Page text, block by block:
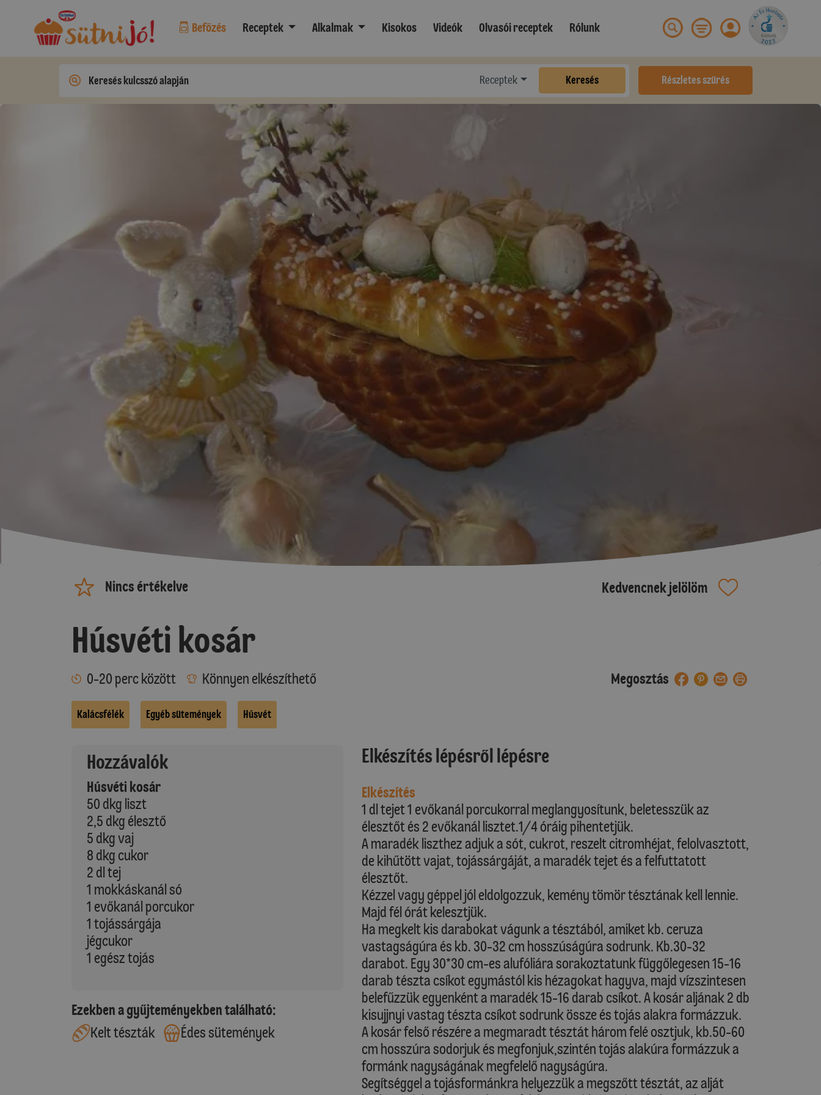
Befőzés Receptek Alkalmak Kisokos Videók Olvasói receptek Rólunk
Receptek Keresés Részletes szűrés
Nincs értékelve Kedvencnek jelölöm
Húsvéti kosár
0-20 perc között Könnyen elkészíthető Megosztás
Kalácsfélék Egyéb sütemények Húsvét
Hozzávalók
Húsvéti kosár
50 dkg liszt
2,5 dkg élesztő
5 dkg vaj
8 dkg cukor
2 dl tej
1 mokkáskanál só
1 evőkanál porcukor
1 tojássárgája
jégcukor
1 egész tojás
Ezekben a gyűjteményekben található:
Kelt tészták
Édes sütemények
Elkészítés lépésről lépésre
Elkészítés
1 dl tejet 1 evőkanál porcukorral meglangyosítunk, beletesszük az
élesztőt és 2 evőkanál lisztet.1/4 óráig pihentetjük.
A maradék liszthez adjuk a sót, cukrot, reszelt citromhéjat, felolvasztott,
de kihűtött vajat, tojássárgáját, a maradék tejet és a felfuttatott
élesztőt.
Kézzel vagy géppel jól eldolgozzuk, kemény tömör tésztának kell lennie.
Majd fél órát kelesztjük.
Ha megkelt kis darabokat vágunk a tésztából, amiket kb. ceruza
vastagságúra és kb. 30-32 cm hosszúságúra sodrunk. Kb.30-32
darabot. Egy 30*30 cm-es alufóliára sorakoztatunk függőlegesen 15-16
darab tészta csíkot egymástól kis hézagokat hagyva, majd vízszintesen
belefűzzük egyenként a maradék 15-16 darab csíkot. A kosár aljának 2 db
kisujjnyi vastag tészta csíkot sodrunk össze és tojás alakra formázzuk.
A kosár felső részére a megmaradt tésztát három felé osztjuk, kb.50-60
cm hosszúra sodorjuk és megfonjuk,szintén tojás alakúra formázzuk a
formánk nagyságának megfelelő nagyságúra.
Segítséggel a tojásformánkra helyezzük a megszőtt tésztát, az alját